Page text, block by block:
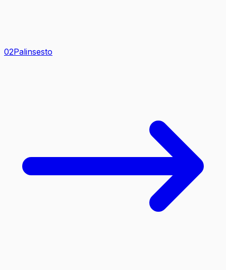
02Palinsesto